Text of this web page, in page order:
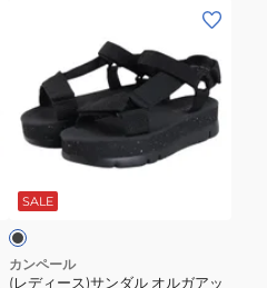
K200157-
048
ス)
サ
ダ
ル
オ
ル
SALE
カンペール
(レディース)サンダル オルガアッ